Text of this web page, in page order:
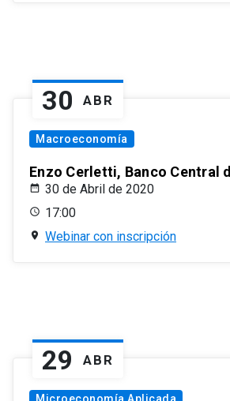
30 ABR
Macroeconomía
Enzo Cerletti, Banco Central
30 de Abril de 2020
17:00
Webinar con inscripción
29 ABR